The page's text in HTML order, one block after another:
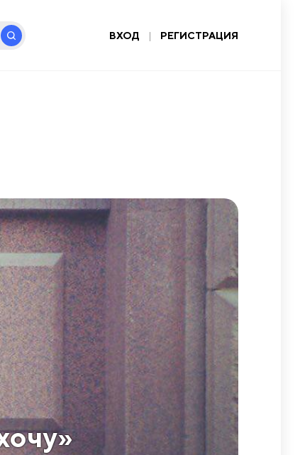
ВХОД | РЕГИСТРАЦИЯ